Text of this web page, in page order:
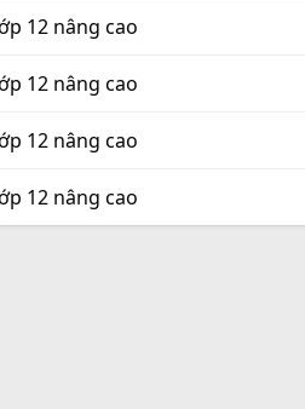
12 nâng cao
12 nâng cao
12 nâng cao
12 nâng cao